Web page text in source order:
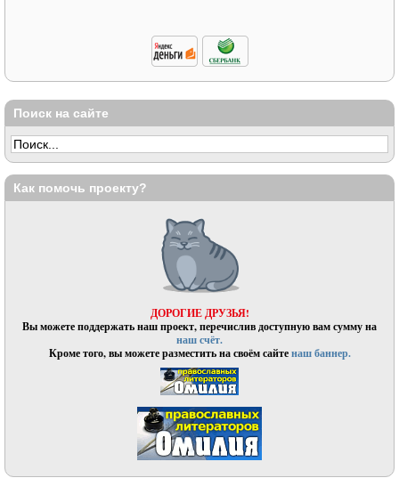
Поиск на сайте
Как помочь проекту?
ДОРОГИЕ ДРУЗЬЯ!
Вы можете поддержать наш проект, перечислив доступную вам сумму на
наш счёт.
Кроме того, вы можете разместить на своём сайтенаш баннер.